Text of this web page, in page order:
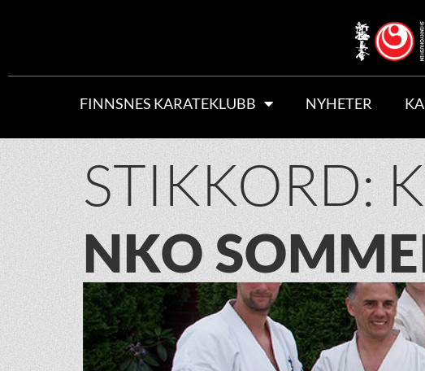
FINNSNES KARATEKLUBB NYHETER
STIKKORD:
NKO